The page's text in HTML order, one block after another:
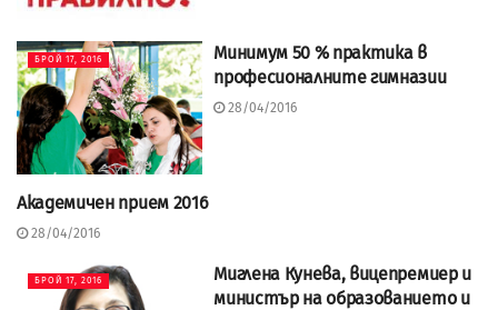
БРОЙ 17, 2016
Минимум 50 % практика в
професионалните гимназии
28/04/2016
БРОЙ 17, 2016
Академичен прием 2016
28/04/2016
БРОЙ 17, 2016
Миглена Кунева, вицепремиер и
министър на образованието и